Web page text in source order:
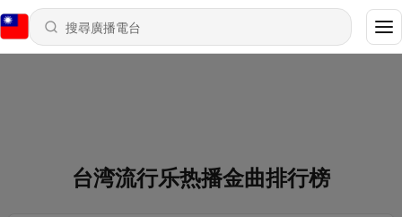
台湾流行乐热播金曲排行榜